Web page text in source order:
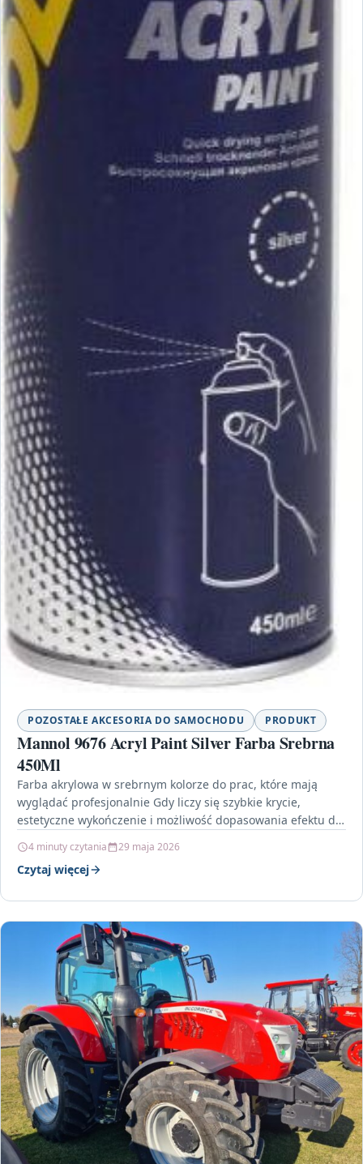
POZOSTAŁE AKCESORIA DO SAMOCHODU PRODUKT
Mannol 9676 Acryl Paint Silver Farba Srebrna
450Ml
Farba akrylowa w srebrnym kolorze do prac, które mają
wyglądać profesjonalnie Gdy liczy się szybkie krycie,
estetyczne wykończenie i możliwość dopasowania efektu do
4 minuty czytania 29 maja 2026
Czytaj więcej